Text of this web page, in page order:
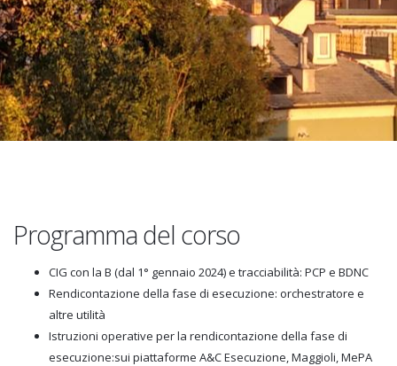
Programma del corso
CIG con la B (dal 1° gennaio 2024) e tracciabilità: PCP e BDNC
Rendicontazione della fase di esecuzione: orchestratore e
altre utilità
Istruzioni operative per la rendicontazione della fase di
esecuzione:sui piattaforme A&C Esecuzione, Maggioli, MePA